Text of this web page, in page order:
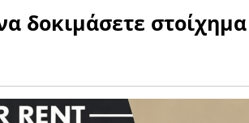
δοκιμάσετε